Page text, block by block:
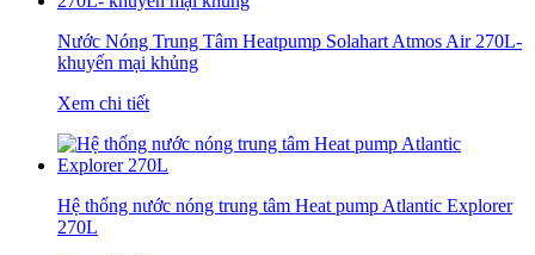
Nước Nóng Trung Tâm Heatpump Solahart Atmos Air 270L-
khuyến mại khủng
Xem chi tiết
Hệ thống nước nóng trung tâm Heat pump Atlantic Explorer
270L